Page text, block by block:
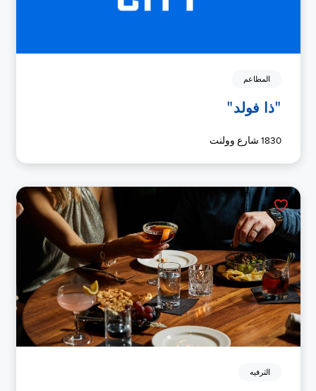
المطاعم
"ذا فولد"
1830 شارع وولنت
الترفيه